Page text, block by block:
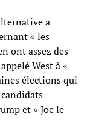
a
« les
ont assez des
West à «
élections qui
et « Joe le